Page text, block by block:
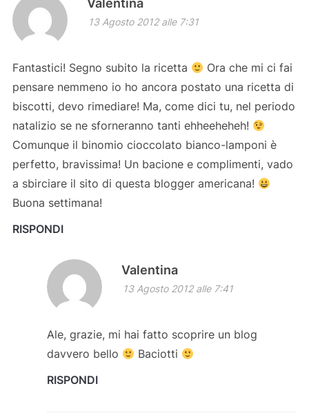
Valentina
13 Agosto 2012 alle 7:31
Fantastici! Segno subito la ricetta
Ora che mi ci fai
pensare nemmeno io ho ancora postato una ricetta di
biscotti, devo rimediare! Ma, come dici tu, nel periodo
natalizio se ne sforneranno tanti ehheeheheh!
Comunque il binomio cioccolato bianco-lamponi è
perfetto, bravissima! Un bacione e complimenti, vado
a sbirciare il sito di questa blogger americana!
Buona settimana!
RISPONDI
Valentina
13 Agosto 2012 alle 7:41
Ale, grazie, mi hai fatto scoprire un blog
davvero bello
Baciotti
RISPONDI